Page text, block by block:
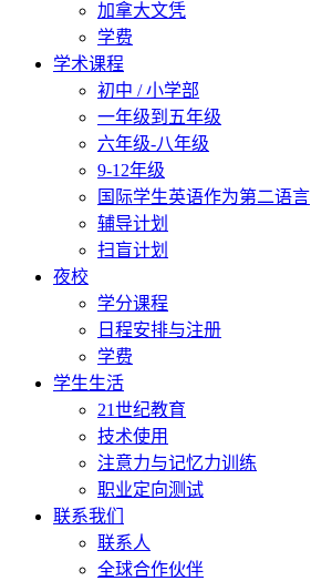
加拿大文凭
学费
学术课程
初中 / 小学部
一年级到五年级
六年级-八年级
9-12年级
国际学生英语作为第二语言
辅导计划
扫盲计划
夜校
学分课程
日程安排与注册
学费
学生生活
21世纪教育
技术使用
注意力与记忆力训练
职业定向测试
联系我们
联系人
全球合作伙伴